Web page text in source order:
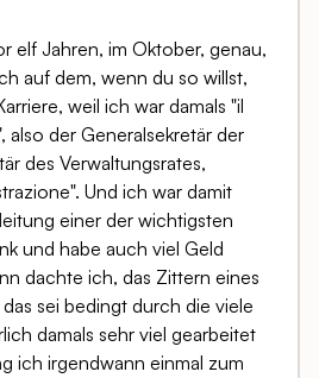
elf Jahren, im Oktober, genau,
auf dem, wenn du so willst,
weil ich war damals "il
also der Generalsekretär der
des Verwaltungsrates,
Und ich war damit
einer der wichtigsten
und habe auch viel Geld
dachte ich, das Zittern eines
sei bedingt durch die viele
damals sehr viel gearbeitet
ich irgendwann einmal zum